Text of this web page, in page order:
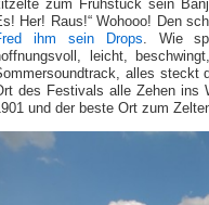
zum Frühstück sein
Her! Raus!“ Wohooo! Den
ihm sein Drops. Wie
leicht,
alles steckt
des Festivals alle Zehen ins
und der beste Ort zum